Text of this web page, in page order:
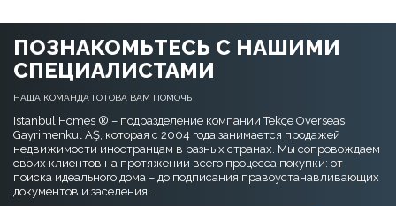
ПОЗНАКОМЬТЕСЬ С НАШИМИ
СПЕЦИАЛИСТАМИ
НАША КОМАНДА ГОТОВА ВАМ ПОМОЧЬ
Istanbul Homes ® – подразделение компании Tekçe Overseas
Gayrimenkul AŞ, которая с 2004 года занимается продажей
недвижимости иностранцам в разных странах. Мы сопровождаем
своих клиентов на протяжении всего процесса покупки: от
поиска идеального дома – до подписания правоустанавливающих
документов и заселения.